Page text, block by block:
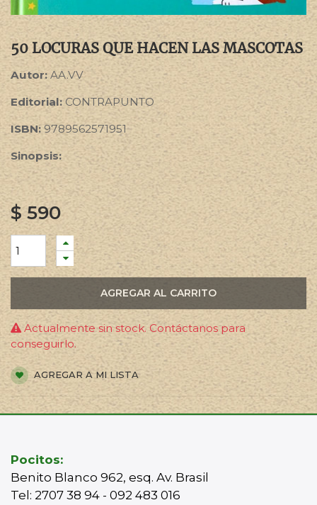
50 LOCURAS QUE HACEN LAS MASCOTAS
Autor: AA.VV
Editorial: CONTRAPUNTO
ISBN: 9789562571951
Sinopsis:
$590
AGREGAR AL CARRITO
Actualmente sin stock. Contáctanos para
conseguirlo.
AGREGAR A MI LISTA
Pocitos:
Benito Blanco 962, esq. Av. Brasil
Tel: 2707 38 94 - 092 483 016